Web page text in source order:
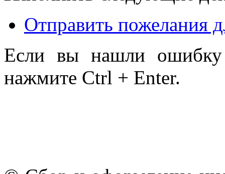
Отправить пожелания
Если вы нашли ошибку
нажмите Ctrl + Enter.